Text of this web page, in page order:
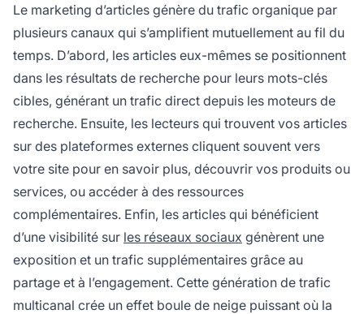
Le marketing d’articles génère du trafic organique par
plusieurs canaux qui s’amplifient mutuellement au fil du
temps. D’abord, les articles eux-mêmes se positionnent
dans les résultats de recherche pour leurs mots-clés
cibles, générant un trafic direct depuis les moteurs de
recherche. Ensuite, les lecteurs qui trouvent vos articles
sur des plateformes externes cliquent souvent vers
votre site pour en savoir plus, découvrir vos produits ou
services, ou accéder à des ressources
complémentaires. Enfin, les articles qui bénéficient
d’une visibilité sur les réseaux sociaux génèrent une
exposition et un trafic supplémentaires grâce au
partage et à l’engagement. Cette génération de trafic
multicanal crée un effet boule de neige puissant où la